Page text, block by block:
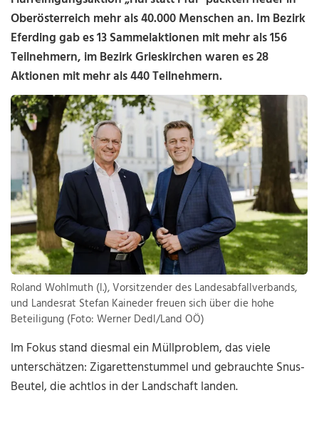
Oberösterreich mehr als 40.000 Menschen an. Im Bezirk
Eferding gab es 13 Sammelaktionen mit mehr als 156
Teilnehmern, im Bezirk Grieskirchen waren es 28
Aktionen mit mehr als 440 Teilnehmern.
Roland Wohlmuth (l.), Vorsitzender des Landesabfallverbands,
und Landesrat Stefan Kaineder freuen sich über die hohe
Beteiligung (Foto: Werner Dedl/Land OÖ)
Im Fokus stand diesmal ein Müllproblem, das viele
unterschätzen: Zigarettenstummel und gebrauchte Snus-
Beutel, die achtlos in der Landschaft landen.